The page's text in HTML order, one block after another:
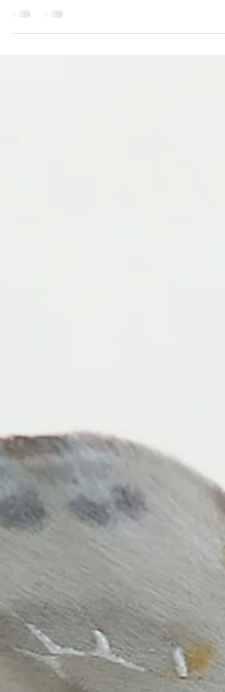
Euphydryas aurinia è un lepidottero Ninfalide di
dimensioni medie presente sul territorio italiano con
distinte sottospecie...